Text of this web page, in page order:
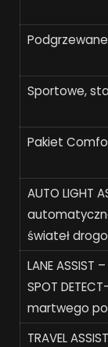
Sportowe,
Pakiet
AUTO LIGHT
świateł
LANE
SPOT
martwego
TRAVEL